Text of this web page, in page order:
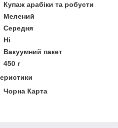
Купаж арабіки та робусти
Мелений
Середня
Ні
Вакуумний пакет
450 г
Чорна Карта